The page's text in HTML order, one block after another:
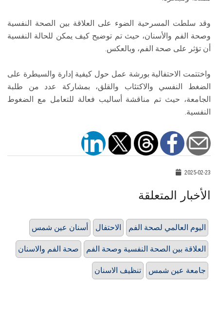
وقد سلطت المسرحية الضوء على العلاقة بين الصحة النفسية
وصحة الفم والأسنان، حيث تم توضيح كيف يمكن للحالة النفسية
أن تؤثر على صحة الفم، وبالعكس.
واختتمت الاحتفالية بورشة عمل حول كيفية إدارة والسيطرة على
الضغط النفسي والاكتئاب والقلق، بمشاركة عدد من طلبة
الجامعة، حيث تم مناقشة أساليب فعالة للتعامل مع الضغوط
النفسية.
2025-02-23
الأخبار المتعلقة
أسنان عين شمس الاحتفال اليوم العالمي لصحة الفم
صحة الفم والاسنان العلاقة بين الصحة النفسية وصحة الفم
تنظيف الاسنان جامعة عين شمس